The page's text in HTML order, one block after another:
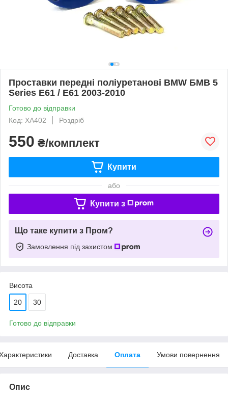
Проставки передні поліуретанові BMW БМВ 5
Series E61 / Е61 2003-2010
Готово до відправки
Код: XA402
Роздріб
550 ₴/комплект
Купити
або
Купити з
Що таке купити з Пром?
Замовлення під захистом
Висота
20 30
Готово до відправки
Доставка Оплата Умови повернення
Опис